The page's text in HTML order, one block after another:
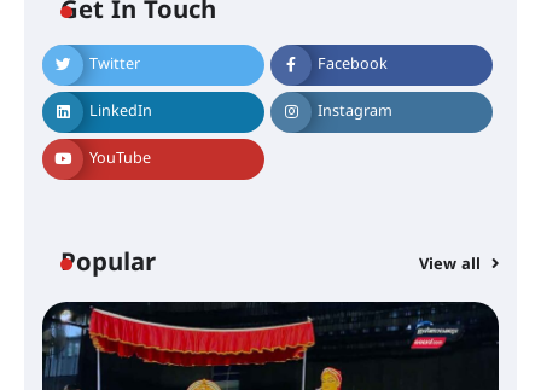
Get In Touch
Twitter Facebook
LinkedIn Instagram
YouTube
Popular View all
ഐ.ടി.യു. ബാങ്കിലെ
നിക്ഷേപകർക്ക് പണം തിരികെ
ലഭ്യമാക്കാൻ കേന്ദ്ര-കേരള
സർക്കാരുകൾ അടിയന്തരമായി
ഇടപെടണമെന്ന് ഐ.ടി.യു. ബാങ്ക്
നിക്ഷേപക സംരക്ഷണ സമിതി
ശക്തമായ കാറ്റിന് സാധ്യത –
ജില്ലയിൽ എല്ലാ വിദ്യാഭ്യാസ
സ്ഥാപനങ്ങൾക്കും ശനിയാഴ്ച
അവധി